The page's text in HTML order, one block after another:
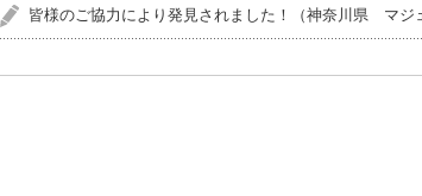
皆様のご協力により発見されました！（神奈川県 マジ